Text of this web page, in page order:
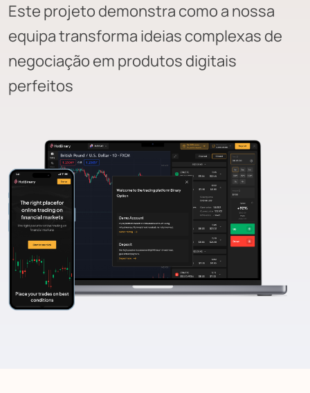
Este projeto demonstra como a nossa
equipa transforma ideias complexas de
negociação em produtos digitais
perfeitos